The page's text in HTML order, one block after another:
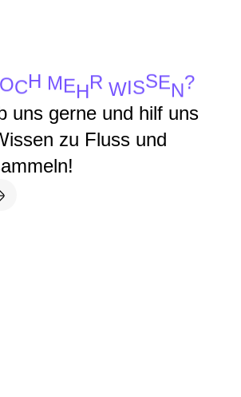
OCH MEHR WISSEN?
uns gerne und hilf uns
zu Fluss und